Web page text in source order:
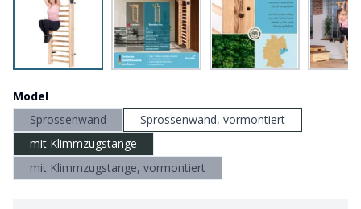
Model
Sprossenwand
Sprossenwand, vormontiert
mit Klimmzugstange
mit Klimmzugstange, vormontiert